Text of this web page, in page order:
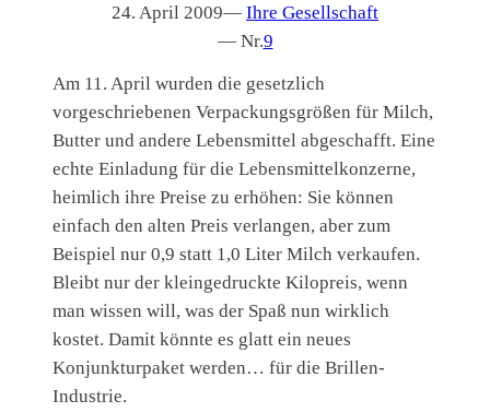
24. April 2009— Ihre Gesellschaft
— Nr.9
Am 11. April wurden die gesetzlich
vorgeschriebenen Verpackungsgrößen für Milch,
Butter und andere Lebensmittel abgeschafft. Eine
echte Einladung für die Lebensmittelkonzerne,
heimlich ihre Preise zu erhöhen: Sie können
einfach den alten Preis verlangen, aber zum
Beispiel nur 0,9 statt 1,0 Liter Milch verkaufen.
Bleibt nur der kleingedruckte Kilopreis, wenn
man wissen will, was der Spaß nun wirklich
kostet. Damit könnte es glatt ein neues
Konjunkturpaket werden… für die Brillen-
Industrie.